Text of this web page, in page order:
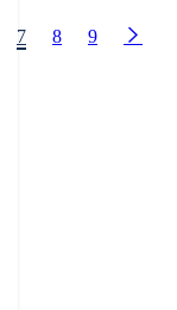
7 8 9